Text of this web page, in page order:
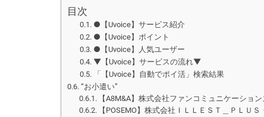
目次
●【Uvoice】サービス紹介
●【Uvoice】ポイント
●【Uvoice】人気ユーザー
▼【Uvoice】サービスの流れ▼
「【Uvoice】自動でポイ活」検索結果
“お小遣い”
【A8M&A】株式会社ファンコミュニケーショ
【POSEMO】株式会社ＩＬＬＥＳＴ＿ＰＬＵ